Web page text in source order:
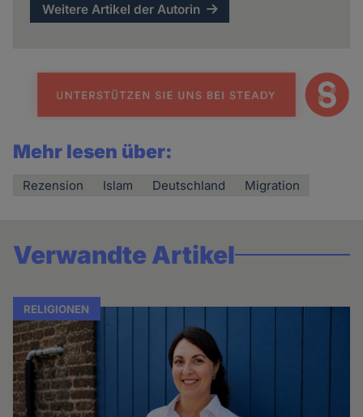
Weitere Artikel der Autorin
Mehr lesen über:
Rezension Islam Deutschland Migration
Verwandte Artikel
RELIGIONEN